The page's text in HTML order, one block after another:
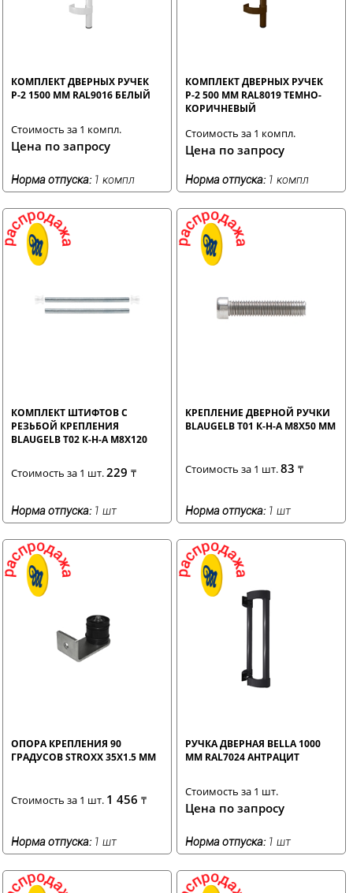
КОМПЛЕКТ ДВЕРНЫХ РУЧЕК
Р-2 1500 ММ RAL9016 БЕЛЫЙ
Стоимость за 1 компл.
Цена по запросу
Норма отпуска: 1 компл
КОМПЛЕКТ ДВЕРНЫХ РУЧЕК
Р-2 500 ММ RAL8019 ТЕМНО-
КОРИЧНЕВЫЙ
Стоимость за 1 компл.
Цена по запросу
Норма отпуска: 1 компл
КОМПЛЕКТ ШТИФТОВ С
РЕЗЬБОЙ КРЕПЛЕНИЯ
BLAUGELB Т02 К-Н-А М8Х120
Стоимость за 1 шт.229 ₸
Норма отпуска: 1 шт
КРЕПЛЕНИЕ ДВЕРНОЙ РУЧКИ
BLAUGELB Т01 К-Н-А М8Х50 ММ
Стоимость за 1 шт.83₸
Норма отпуска: 1 шт
ОПОРА КРЕПЛЕНИЯ 90
ГРАДУСОВ STROXX 35X1.5 ММ
Стоимость за 1 шт. 1 456 ₸
Норма отпуска: 1 шт
РУЧКА ДВЕРНАЯ BELLA 1000
ММ RAL7024 АНТРАЦИТ
Стоимость за 1 шт.
Цена по запросу
Норма отпуска: 1 шт